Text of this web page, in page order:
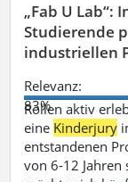
„Fab U Lab“:
Studierende
industriellen
Relevanz:
83%
Rollen aktiv
eine Kinderjury
entstandenen
von 6-12